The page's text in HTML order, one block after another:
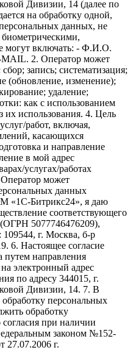
Дивизии, 14 (далее по
на обработку одной,
данных, не
могут включать: - Ф.И.О.
MAIL. 2. Оператор может
запись; систематизация;
(обновление, изменение);
удаление;
как с использованием
их использования. 4. Цель
работ, включая,
касающихся
и направление
в мой адрес
услугах/работах
может
данных
«1С-Битрикс24», я даю
соответствующего
5077746476209),
109544, г. Москва, б-р
6. Настоящее согласие
путем направления
электронный адрес
по адресу 344015, г.
Дивизии, 14. 7. В
персональных
обработку
при наличии
законом №152-
27.07.2006 г.